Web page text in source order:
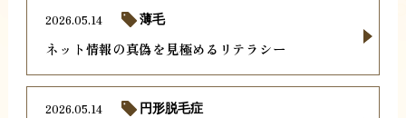
ネット情報の真偽を見極めるリテラシー
2026.05.14 薄毛
2026.05.14 円形脱毛症